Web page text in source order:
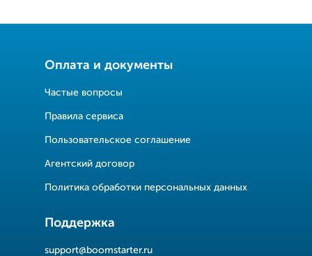
Оплата и документы
Частые вопросы
Правила сервиса
Пользовательское соглашение
Агентский договор
Политика обработки персональных данных
Поддержка
support@boomstarter.ru